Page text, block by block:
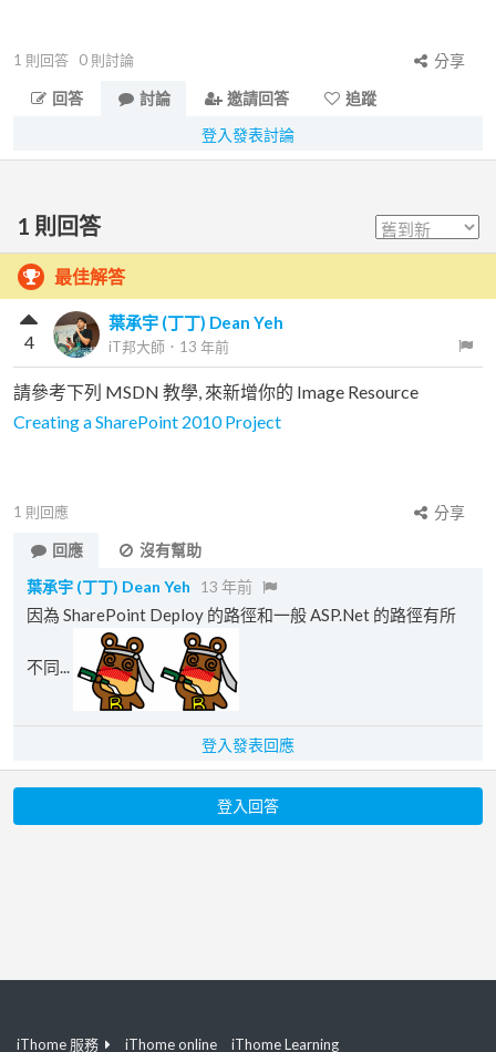
1 則回答 0 則討論
分享
回答
討論 邀請回答
追蹤
登入發表討論
1 則回答
最佳解答
葉承宇 (丁丁) Dean Yeh
iT邦大師 ． 13 年前
4
請參考下列 MSDN 教學, 來新增你的 Image Resource
Creating a SharePoint 2010 Project
1 則回應
分享
回應
沒有幫助
葉承宇 (丁丁) Dean Yeh
13 年前
因為 SharePoint Deploy 的路徑和一般 ASP.Net 的路徑有所
不同...
登入發表回應
登入回答
iThome 服務 iThome online iThome Learning